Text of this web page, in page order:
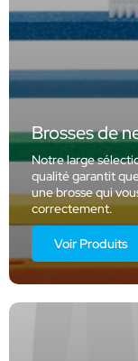
Brosses de
Notre large
qualité garantit
une brosse qui
correctement.
Voir Produits